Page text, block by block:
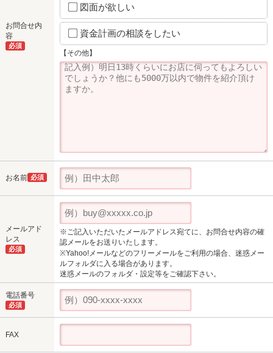
お問合せ内
容
必須
図面が欲しい
資金計画の相談をしたい
【その他】
お名前 必須
メールアド
レス
必須
※ご記入いただいたメールアドレス宛てに、お問合せ内容の確
認メールをお送りいたします。
※Yahoo!メールなどのフリーメールをご利用の場合、迷惑メー
ルフォルダに入る場合があります。
迷惑メールのフォルダ・設定等をご確認下さい。
電話番号
必須
FAX